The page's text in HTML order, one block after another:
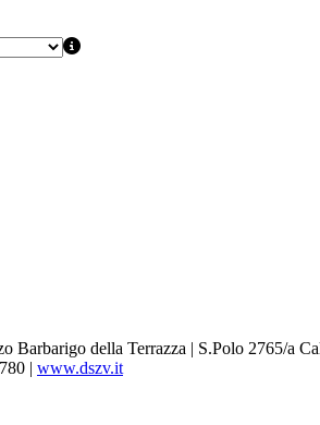
Barbarigo della Terrazza | S.Polo 2765/a
| www.dszv.it